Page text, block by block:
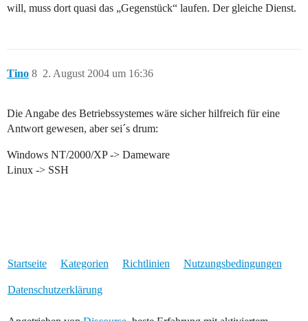
will, muss dort quasi das „Gegenstück“ laufen. Der gleiche Dienst.
Tino 2. August 2004 um 16:36
8
Die Angabe des Betriebssystemes wäre sicher hilfreich für eine
Antwort gewesen, aber sei´s drum:
Windows NT/2000/XP -> Dameware
Linux -> SSH
Startseite Kategorien Richtlinien Nutzungsbedingungen
Datenschutzerklärung